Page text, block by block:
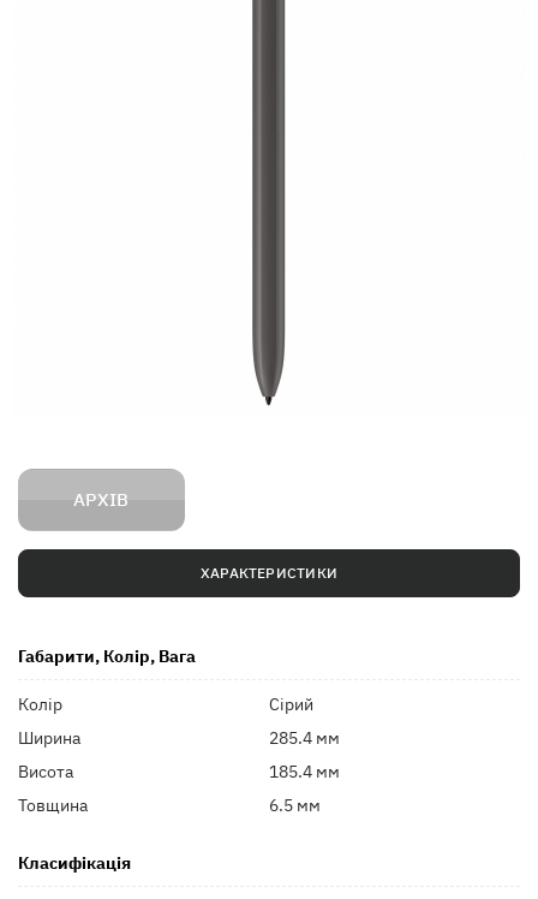
АРХІВ
ХАРАКТЕРИСТИКИ
Габарити, Колір, Вага
Колір
Сірий
Ширина
285.4 мм
Висота
185.4 мм
Товщина
6.5 мм
Класифікація